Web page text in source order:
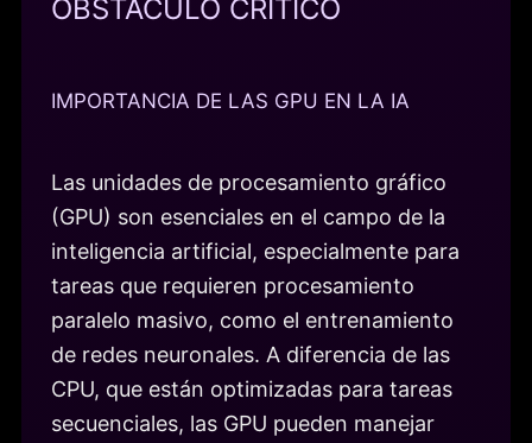
OBSTÁCULO CRÍTICO
IMPORTANCIA DE LAS GPU EN LA IA
Las unidades de procesamiento gráfico
(GPU) son esenciales en el campo de la
inteligencia artificial, especialmente para
tareas que requieren procesamiento
paralelo masivo, como el entrenamiento
de redes neuronales. A diferencia de las
CPU, que están optimizadas para tareas
secuenciales, las GPU pueden manejar